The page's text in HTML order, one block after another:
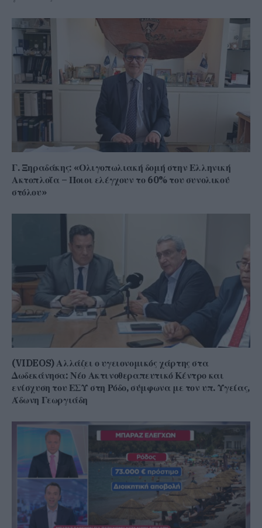
Γ. Ξηραδάκης: «Ολιγοπωλιακή δομή στην Ελληνική
Ακτοπλοΐα – Ποιοι ελέγχουν το 60% του συνολικού
στόλου»
(VIDEOS) Αλλάζει ο υγειονομικός χάρτης στα
Δωδεκάνησα: Νέο Ακτινοθεραπευτικό Κέντρο και
ενίσχυση του ΕΣΥ στη Ρόδο, σύμφωνα με τον υπ. Υγείας,
Άδωνη Γεωργιάδη